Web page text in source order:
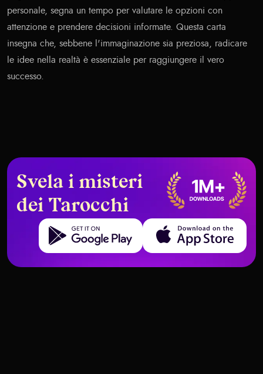
personale, segna un tempo per valutare le opzioni con
attenzione e prendere decisioni informate. Questa carta
insegna che, sebbene l'immaginazione sia preziosa, radicare
le idee nella realtà è essenziale per raggiungere il vero
successo.
Svela i misteri
dei Tarocchi
Get it on Google Play Download on the App Store